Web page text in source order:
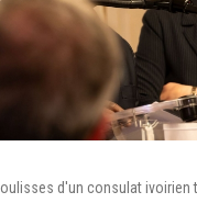
d'un consulat ivoirien